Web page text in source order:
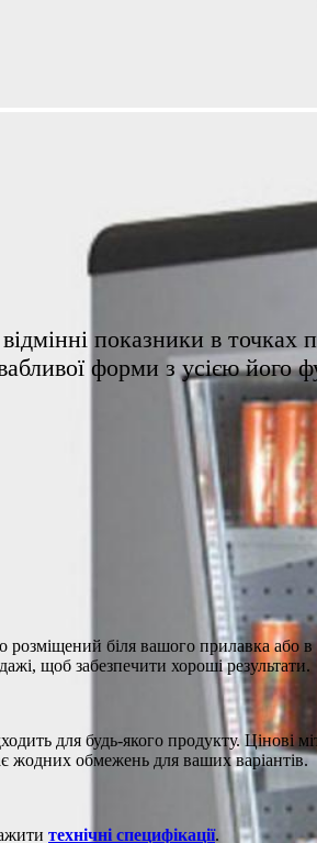
показники в точках
форми з усією його
біля вашого прилавка або
щоб забезпечити хороші результати.
для будь-якого продукту. Цінові
жодних обмежень для ваших варіантів.
технічні специфікації.